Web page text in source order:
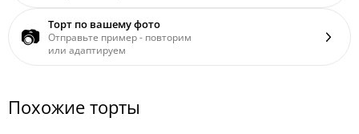
📷 Торт по вашему фото
Отправьте пример - повторим
или адаптируем
Похожие торты